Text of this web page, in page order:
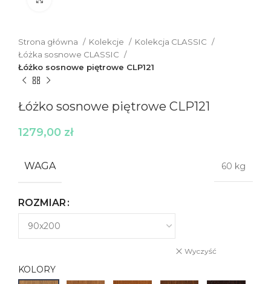
Strona główna Kolekcje
Kolekcja CLASSIC
Łóżka sosnowe CLASSIC
Łóżko sosnowe piętrowe CLP121
Łóżko sosnowe piętrowe CLP121
1279,00 zł
WAGA 60 kg
ROZMIAR
Wyczyść
KOLORY